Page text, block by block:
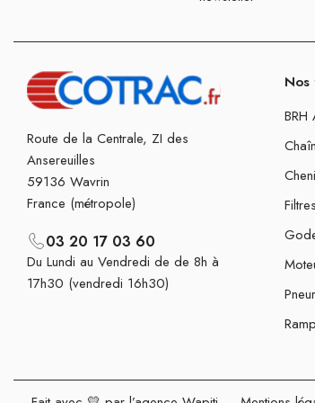
Route de la Centrale, ZI des
Ansereuilles
59136 Wavrin
France (métropole)
03 20 17 03 60
Du Lundi au Vendredi de de 8h à
17h30 (vendredi 16h30)